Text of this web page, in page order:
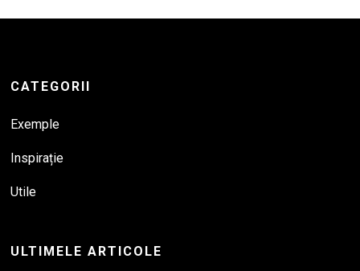
CATEGORII
Exemple
Inspirație
Utile
ULTIMELE ARTICOLE